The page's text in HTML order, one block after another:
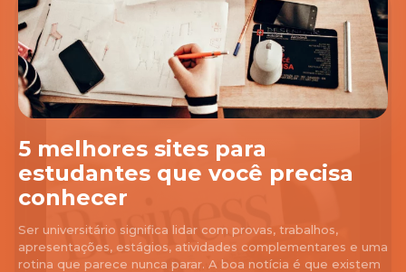
5 melhores sites para
estudantes que você precisa
conhecer
Ser universitário significa lidar com provas, trabalhos,
apresentações, estágios, atividades complementares e uma
rotina que parece nunca parar. A boa notícia é que existem